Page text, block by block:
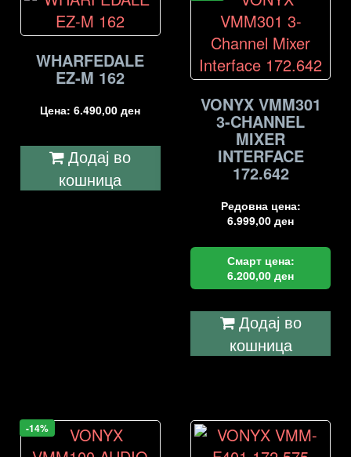
WHARFEDALE
EZ-M 162
Цена:6.490,00ден
Додај во
кошница
VONYX VMM301
3-CHANNEL
MIXER
INTERFACE
172.642
Редовна цена:
6.999,00ден
Смарт цена:
6.200,00ден
Додај во
кошница
-14%